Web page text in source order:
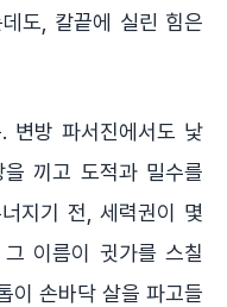
도, 칼끝에 실린 힘은
변방 파서진에서도 낯
끼고 도적과 밀수를
지기 전, 세력권이 몇
이름이 귓가를 스칠
이 손바닥 살을 파고들